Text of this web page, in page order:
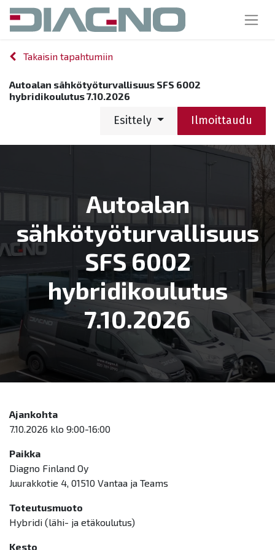
Takaisin tapahtumiin
Autoalan sähkötyöturvallisuus SFS 6002
hybridikoulutus 7.10.2026
Esittely Ilmoittaudu
Autoalan
sähkötyöturvallisuus
SFS 6002
hybridikoulutus
7.10.2026
Ajankohta
7.10.2026 klo 9:00-16:00
Paikka
Diagno Finland Oy
Juurakkotie 4, 01510 Vantaa ja Teams
Toteutusmuoto
Hybridi (lähi- ja etäkoulutus)
Kesto